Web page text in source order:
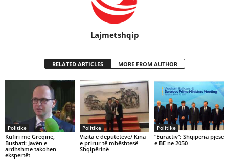
Lajmetshqip
RELATED ARTICLES MORE FROM AUTHOR
Politike
Kufiri me Greqinë,
Bushati: Javën e
ardhshme takohen
ekspertët
Politike
Vizita e deputetëve/ Kina
e prirur të mbështesë
Shqipërinë
Politike
“Euractiv”: Shqiperia pjese
e BE ne 2050